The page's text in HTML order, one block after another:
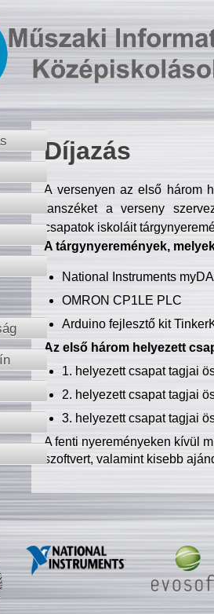
Díjazás
A versenyen az első három
tanszéket a verseny
csapatok iskoláit
A tárgynyeremények,
National Instruments
OMRON CP1LE PLC
Arduino fejlesztő kit
Az első három helyezett
1. helyezett csapat tagjai
2. helyezett csapat tagjai
3. helyezett csapat tagjai
A fenti nyereményeken kívül
szoftvert, valamint kisebb